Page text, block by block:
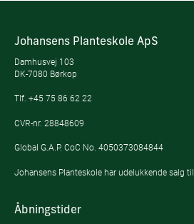
Johansens Planteskole ApS
Damhusvej 103
DK-7080 Børkop
Tlf. +45 75 86 62 22
CVR-nr. 28848609
Global G.A.P. CoC No. 4050373084844
Johansens Planteskole har udelukkende salg
Åbningstider